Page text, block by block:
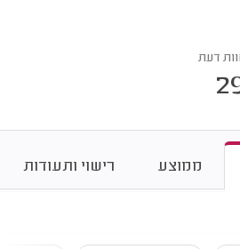
דעת
ממוצע רישוי ותעודות